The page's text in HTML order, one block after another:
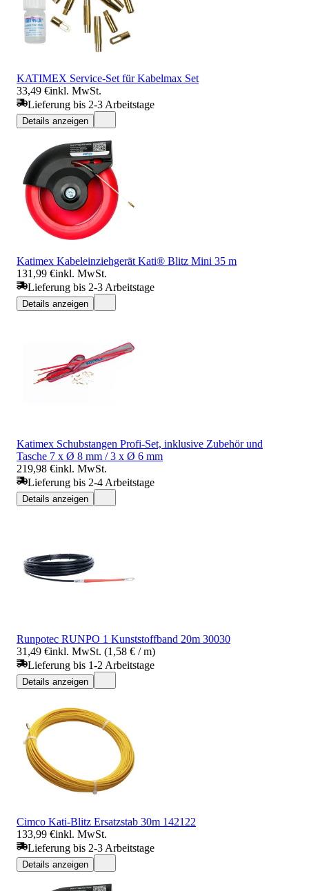
KATIMEX Service-Set für Kabelmax Set
33,49 €inkl. MwSt.
Lieferung bis 2-3 Arbeitstage
Details anzeigen
Katimex Kabeleinziehgerät Kati® Blitz Mini 35 m
131,99 €inkl. MwSt.
Lieferung bis 2-3 Arbeitstage
Details anzeigen
Katimex Schubstangen Profi-Set, inklusive Zubehör und
Tasche 7 x Ø 8 mm / 3 x Ø 6 mm
219,98 €inkl. MwSt.
Lieferung bis 2-4 Arbeitstage
Details anzeigen
Runpotec RUNPO 1 Kunststoffband 20m 30030
31,49 €inkl. MwSt. (1,58 € / m)
Lieferung bis 1-2 Arbeitstage
Details anzeigen
Cimco Kati-Blitz Ersatzstab 30m 142122
133,99 €inkl. MwSt.
Lieferung bis 2-3 Arbeitstage
Details anzeigen